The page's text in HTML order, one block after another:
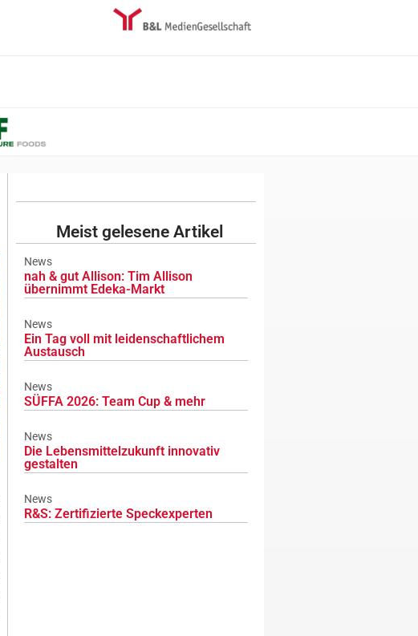
Meist gelesene Artikel
News
nah & gut Allison: Tim Allison
übernimmt Edeka-Markt
News
Ein Tag voll mit leidenschaftlichem
Austausch
News
SÜFFA 2026: Team Cup & mehr
News
Die Lebensmittelzukunft innovativ
gestalten
News
R&S: Zertifizierte Speckexperten